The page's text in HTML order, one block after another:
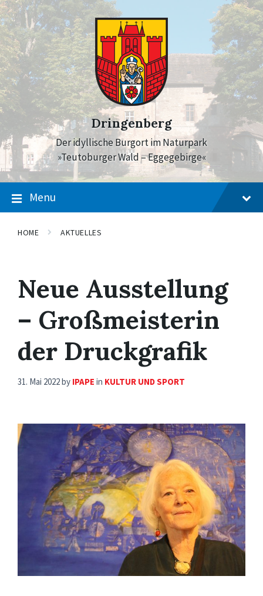
Skip
to
content
Skip
to
main
navigation
Skip
to
footer
Dringenberg
Der idyllische Burgort im Naturpark
»Teutoburger Wald – Eggegebirge«
Menu
HOME AKTUELLES
Neue Ausstellung
– Großmeisterin
der Druckgrafik
31. Mai 2022by IPAPE in KULTUR UND SPORT